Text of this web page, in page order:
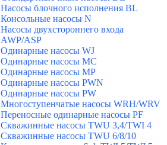
Насосы блочного исполнения BL
Консольные насосы N
Насосы двухстороннего входа
AWP/ASP
Одинарные насосы WJ
Одинарные насосы MC
Одинарные насосы MP
Одинарные насосы PWN
Одинарные насосы PW
Многоступенчатые насосы WRH/WRV
Переносные одинарные насосы PF
Скважинные насосы TWU 3,4/TWI 4
Скважинные насосы TWU 6/8/10